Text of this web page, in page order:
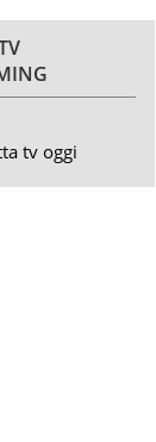
tv oggi